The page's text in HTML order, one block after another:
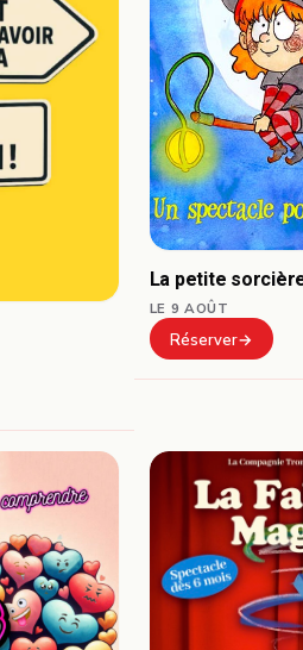
La petite
LE 9 AOÛT
Réserver